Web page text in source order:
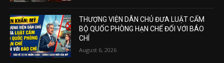
THƯỢNG VIỆN DÂN CHỦ ĐƯA LUẬT CẤM
BỘ QUỐC PHÒNG HẠN CHẾ ĐỐI VỚI BÁO
CHÍ
August 6, 2026